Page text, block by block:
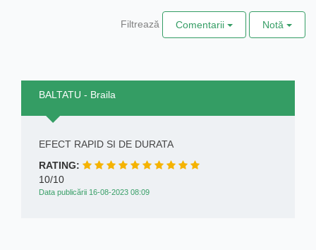
Filtrează Comentarii Notă
BALTATU - Braila
EFECT RAPID SI DE DURATA
RATING:
10/10
Data publicării 16-08-2023 08:09